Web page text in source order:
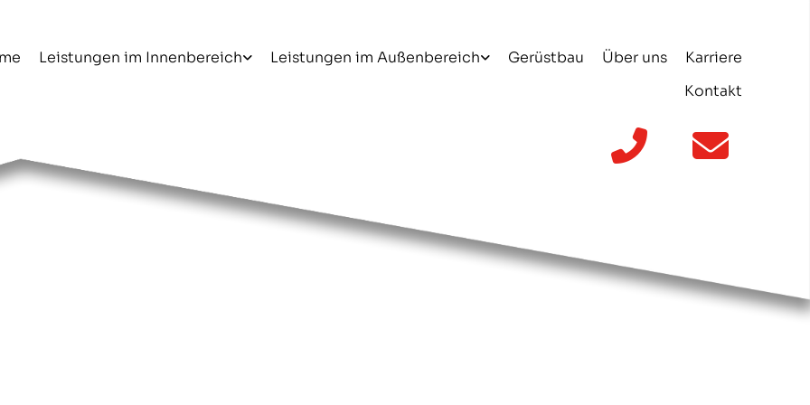
Leistungen im Innenbereich Leistungen im Außenbereich Gerüstbau Über uns
Karriere
Kontakt